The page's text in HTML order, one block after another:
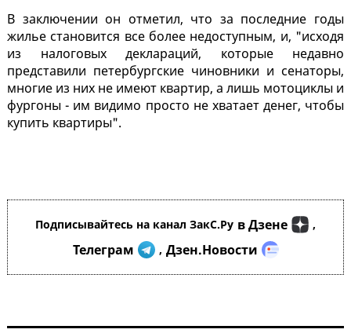
В заключении он отметил, что за последние годы
жилье становится все более недоступным, и, "исходя
из налоговых деклараций, которые недавно
представили петербургские чиновники и сенаторы,
многие из них не имеют квартир, а лишь мотоциклы и
фургоны - им видимо просто не хватает денег, чтобы
купить квартиры".
Подписывайтесь на канал ЗакС.Ру в Дзене ,
Телеграм , Дзен.Новости